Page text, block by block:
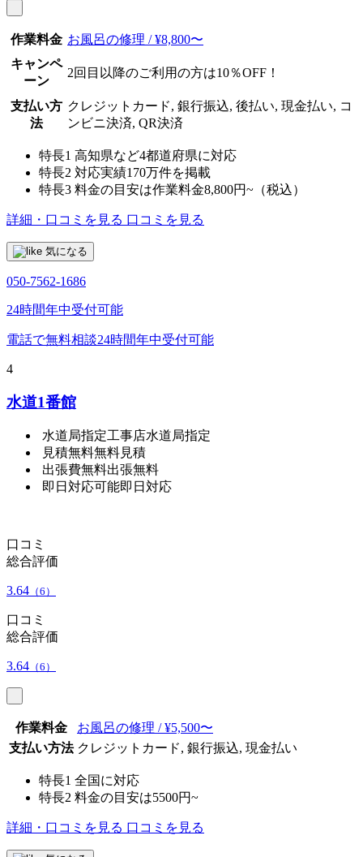
作業料金 お風呂の修理 / ¥8,800〜
キャンペ
ーン
2回目以降のご利用の方は10％OFF！
支払い方
法
クレジットカード, 銀行振込, 後払い, 現金払い, コ
ンビニ決済, QR決済
特長1 高知県など4都道府県に対応
特長2 対応実績170万件を掲載
特長3 料金の目安は作業料金8,800円~（税込）
詳細・口コミを見る 口コミを見る
気になる
050-7562-1686
24時間年中受付可能
電話で無料相談24時間年中受付可能
4
水道1番館
水道局指定工事店水道局指定
見積無料無料見積
出張費無料出張無料
即日対応可能即日対応
口コミ
総合評価
3.64 （6）
口コミ
総合評価
3.64 （6）
作業料金
お風呂の修理 / ¥5,500〜
支払い方法 クレジットカード, 銀行振込, 現金払い
特長1 全国に対応
特長2 料金の目安は5500円~
詳細・口コミを見る 口コミを見る